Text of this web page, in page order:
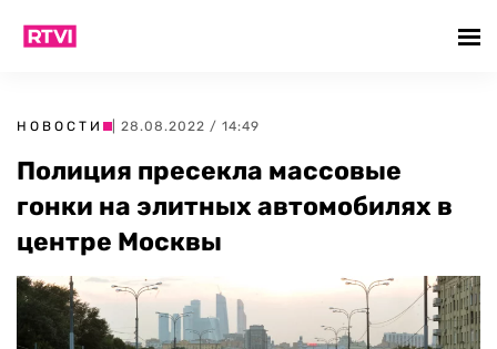
НОВОСТИ | 28.08.2022 / 14:49
Полиция пресекла массовые
гонки на элитных автомобилях в
центре Москвы